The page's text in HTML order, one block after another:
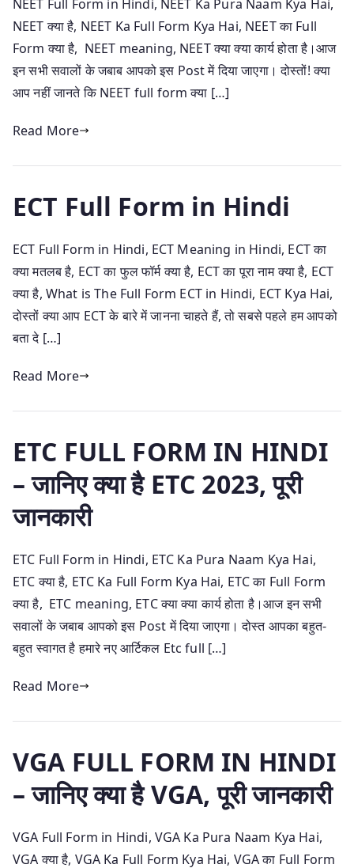
NEET Full Form in Hindi, NEET Ka Pura Naam Kya Hai,
NEET क्या है, NEET Ka Full Form Kya Hai, NEET का Full
Form क्या है, NEET meaning, NEET क्या क्या कार्य होता है।आज
इन सभी सवालों के जबाब आपको इस Post में दिया जाएगा। दोस्तों! क्या
आप नहीं जानते कि NEET full form क्या […]
Read More
ECT Full Form in Hindi
ECT Full Form in Hindi, ECT Meaning in Hindi, ECT का
क्या मतलब है, ECT का फुल फॉर्म क्या है, ECT का पूरा नाम क्या है, ECT
क्या है, What is The Full Form ECT in Hindi, ECT Kya Hai,
दोस्तों क्या आप ECT के बारे में जानना चाहते हैं, तो सबसे पहले हम आपको
बता दे […]
Read More
ETC FULL FORM IN HINDI
– जानिए क्या है ETC 2023, पूरी
जानकारी
ETC Full Form in Hindi, ETC Ka Pura Naam Kya Hai,
ETC क्या है, ETC Ka Full Form Kya Hai, ETC का Full Form
क्या है, ETC meaning, ETC क्या क्या कार्य होता है।आज इन सभी
सवालों के जबाब आपको इस Post में दिया जाएगा। दोस्त आपका बहुत-
बहुत स्वागत है हमारे नए आर्टिकल Etc full […]
Read More
VGA FULL FORM IN HINDI
– जानिए क्या है VGA, पूरी जानकारी
VGA Full Form in Hindi, VGA Ka Pura Naam Kya Hai,
VGA क्या है, VGA Ka Full Form Kya Hai, VGA का Full Form